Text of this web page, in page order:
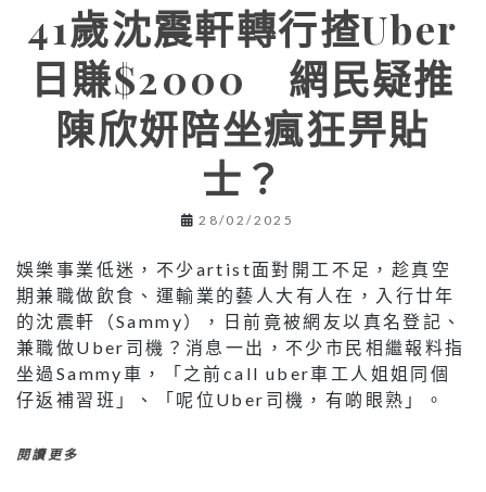
41歲沈震軒轉行揸Uber
日賺$2000 網民疑推
陳欣妍陪坐瘋狂畀貼
士？
28/02/2025
娛樂事業低迷，不少artist面對開工不足，趁真空
期兼職做飲食、運輸業的藝人大有人在，入行廿年
的沈震軒（Sammy），日前竟被網友以真名登記、
兼職做Uber司機？消息一出，不少市民相繼報料指
坐過Sammy車，「之前call uber車工人姐姐同個
仔返補習班」、「呢位Uber司機，有啲眼熟」。
閱讀更多